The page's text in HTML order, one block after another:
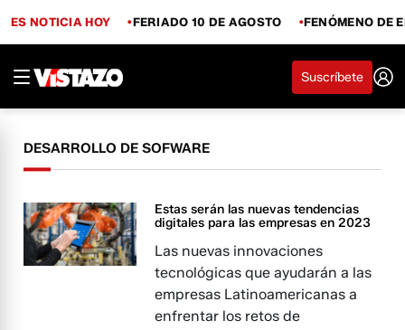
ES NOTICIA HOY FERIADO 10 DE AGOSTO FENÓMENO DE
Suscríbete
DESARROLLO DE SOFWARE
Estas serán las nuevas tendencias
digitales para las empresas en 2023
Las nuevas innovaciones
tecnológicas que ayudarán a las
empresas Latinoamericanas a
enfrentar los retos de